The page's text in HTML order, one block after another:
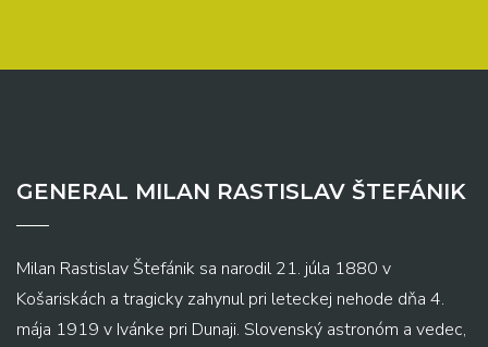
GENERAL MILAN RASTISLAV ŠTEFÁNIK
Milan Rastislav Štefánik sa narodil 21. júla 1880 v
Košariskách a tragicky zahynul pri leteckej nehode dňa 4.
mája 1919 v Ivánke pri Dunaji. Slovenský astronóm a vedec,